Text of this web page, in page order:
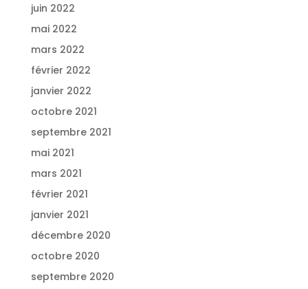
juin 2022
mai 2022
mars 2022
février 2022
janvier 2022
octobre 2021
septembre 2021
mai 2021
mars 2021
février 2021
janvier 2021
décembre 2020
octobre 2020
septembre 2020